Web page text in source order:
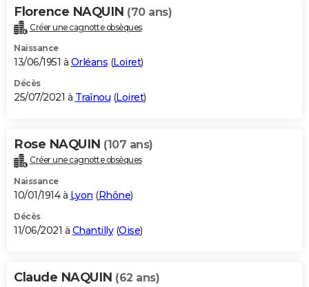
Florence NAQUIN (70 ans)
Créer une cagnotte obsèques
Naissance
13/06/1951 à Orléans (Loiret)
Décès
25/07/2021 à Traînou (Loiret)
Rose NAQUIN (107 ans)
Créer une cagnotte obsèques
Naissance
10/01/1914 à Lyon (Rhône)
Décès
11/06/2021 à Chantilly(Oise)
Claude NAQUIN (62 ans)